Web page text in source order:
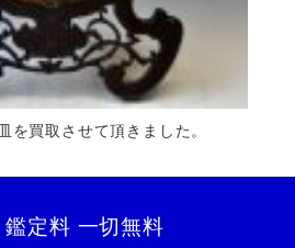
を買取させて頂きました。
鑑定料 一切無料